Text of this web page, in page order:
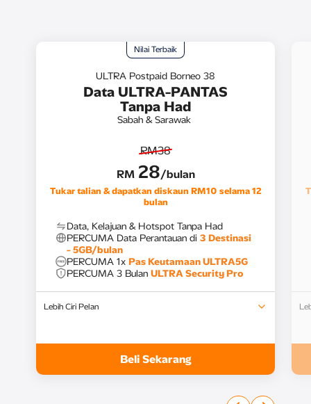
Nilai Terbaik
ULTRA Postpaid Borneo 38
Data ULTRA-PANTAS
Tanpa Had
Sabah & Sarawak
RM38
RM 28/bulan
Data, Kelajuan & Hotspot Tanpa Had
PERCUMA Data Perantauan di 3 Destinasi
- 5GB/​bulan
PERCUMA 1x Pas Keutamaan ULTRA5G
PERCUMA 3 Bulan ULTRA Security Pro
Lebih Ciri Pelan
Panggilan
ULTRA WatchShare
Beli Sekarang